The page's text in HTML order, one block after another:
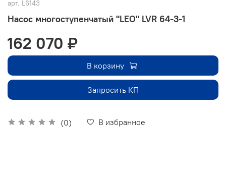
арт. L6143
Насос многоступенчатый "LEO" LVR 64-3-1
(0) В избранное
162 070 ₽
В корзину
Запросить КП